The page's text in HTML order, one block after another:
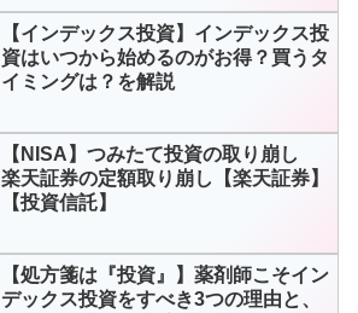
【インデックス投資】インデックス投
資はいつから始めるのがお得？買うタ
イミングは？を解説
【NISA】つみたて投資の取り崩し
楽天証券の定額取り崩し【楽天証券】
【投資信託】
【処方箋は『投資』】薬剤師こそイン
デックス投資をすべき3つの理由と、